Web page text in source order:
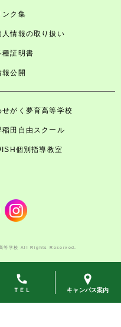
ＴＥＬ キャンパス案内
ンク集
人情報の取り扱い
種証明書
報公開
せがく夢育高等学校
稲田自由スクール
個別指導教室
高等学校 All Rights Reserved.